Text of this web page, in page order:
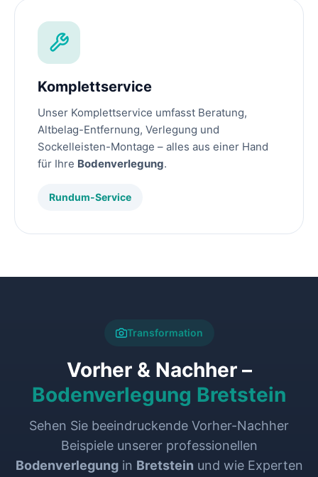
Komplettservice
Unser Komplettservice umfasst Beratung,
Altbelag-Entfernung, Verlegung und
Sockelleisten-Montage – alles aus einer Hand
für Ihre Bodenverlegung.
Rundum-Service
Transformation
Vorher & Nachher –
Bodenverlegung Bretstein
Sehen Sie beeindruckende Vorher-Nachher
Beispiele unserer professionellen
Bodenverlegungin Bretstein und wie Experten